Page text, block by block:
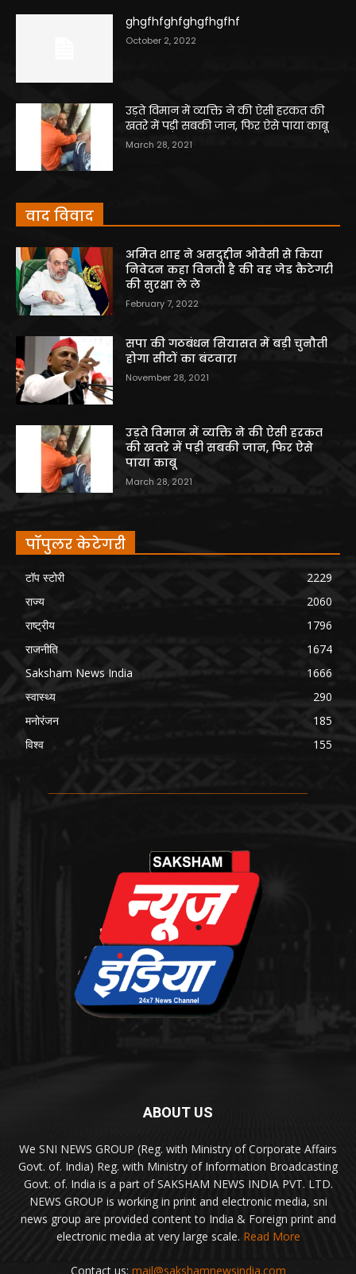
ghgfhfghfghgfhgfhf
October 2, 2022
उड़ते विमान में व्यक्ति ने की ऐसी हरकत की
खतरे में पड़ी सबकी जान, फिर ऐसे पाया काबू
March 28, 2021
वाद विवाद
अमित शाह ने असदुद्दीन ओवैसी से किया
निवेदन कहा विनती है की वह जेड कैटेगरी
की सुरक्षा ले ले
February 7, 2022
सपा की गठबंधन सियासत में बड़ी चुनौती
होगा सीटों का बंटवारा
November 28, 2021
उड़ते विमान में व्यक्ति ने की ऐसी हरकत
की खतरे में पड़ी सबकी जान, फिर ऐसे
पाया काबू
March 28, 2021
पॉपुलर केटेगरी
टॉप स्टोरी
2229
राज्य
2060
राष्ट्रीय
1796
राजनीति
1674
Saksham News India
1666
स्वास्थ्य
290
मनोरंजन
185
विश्व
155
ABOUT US
We SNI NEWS GROUP (Reg. with Ministry of Corporate Affairs
Govt. of. India) Reg. with Ministry of Information Broadcasting
Govt. of. India is a part of SAKSHAM NEWS INDIA PVT. LTD.
NEWS GROUP is working in print and electronic media, sni
news group are provided content to India & Foreign print and
electronic media at very large scale. Read More
Contact us: mail@sakshamnewsindia.com